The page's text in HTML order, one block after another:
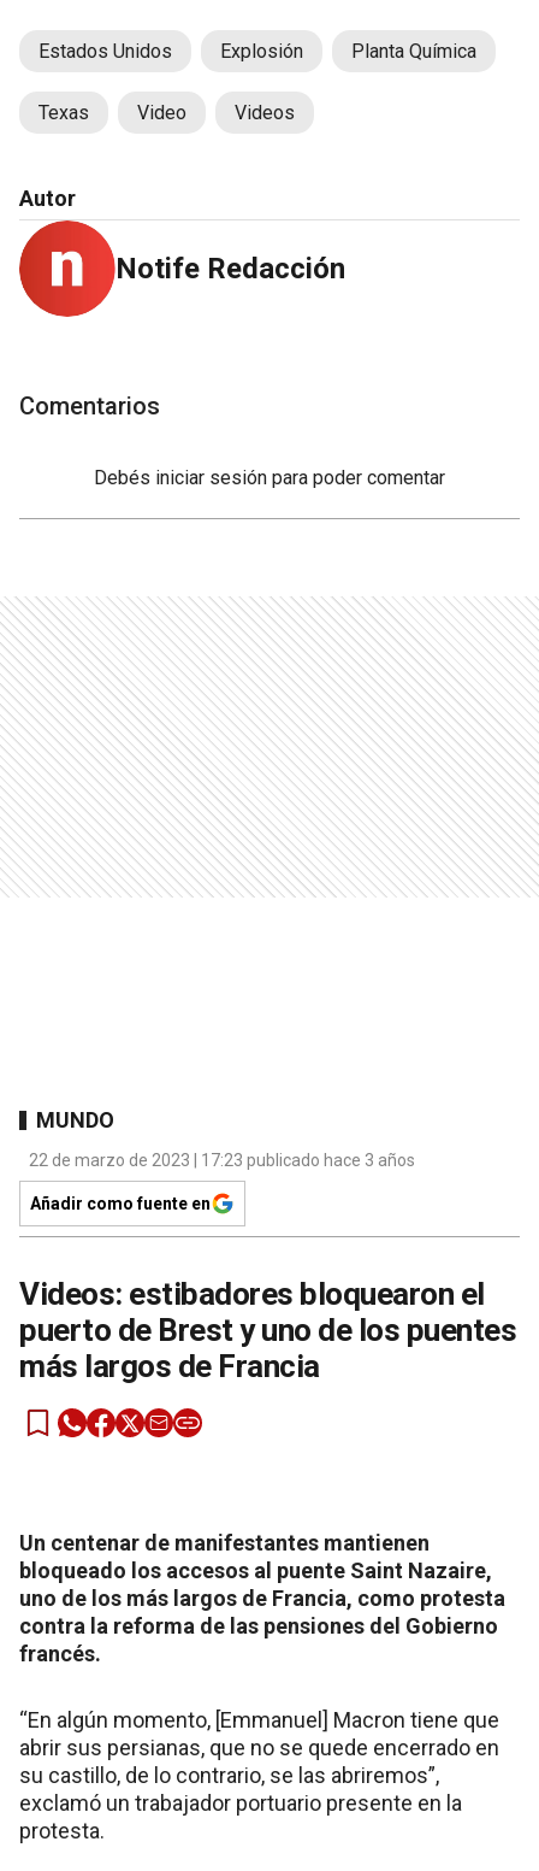
Estados Unidos Explosión Planta Química
Texas Video Videos
Autor
Notife Redacción
Comentarios
Debés iniciar sesión para poder comentar
MUNDO
22 de marzo de 2023 | 17:23 publicado hace 3 años
Añadir como fuente en
Videos: estibadores bloquearon el
puerto de Brest y uno de los puentes
más largos de Francia
Un centenar de manifestantes mantienen
bloqueado los accesos al puente Saint Nazaire,
uno de los más largos de Francia, como protesta
contra la reforma de las pensiones del Gobierno
francés.
“En algún momento, [Emmanuel] Macron tiene que
abrir sus persianas, que no se quede encerrado en
su castillo, de lo contrario, se las abriremos”,
exclamó un trabajador portuario presente en la
protesta.